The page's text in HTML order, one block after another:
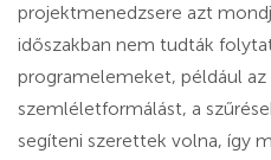
projektmenedzsere azt
időszakban nem tudták
programelemeket, például az
szemléletformálást, a
segíteni szerettek volna, így